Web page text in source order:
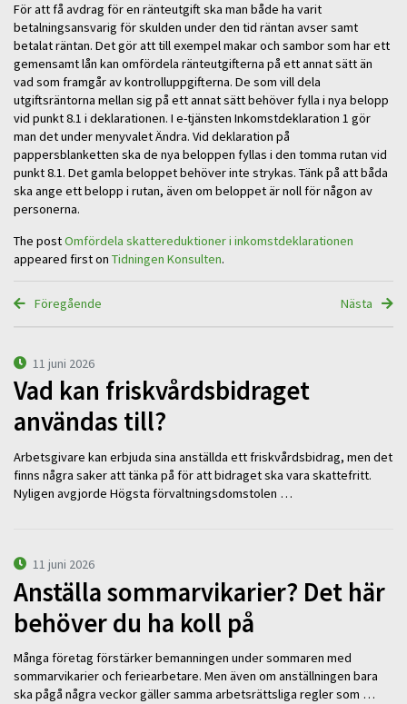
För att få avdrag för en ränteutgift ska man både ha varit
betalningsansvarig för skulden under den tid räntan avser samt
betalat räntan. Det gör att till exempel makar och sambor som har ett
gemensamt lån kan omfördela ränteutgifterna på ett annat sätt än
vad som framgår av kontrolluppgifterna. De som vill dela
utgiftsräntorna mellan sig på ett annat sätt behöver fylla i nya belopp
vid punkt 8.1 i deklarationen. I e-tjänsten Inkomstdeklaration 1 gör
man det under menyvalet Ändra. Vid deklaration på
pappersblanketten ska de nya beloppen fyllas i den tomma rutan vid
punkt 8.1. Det gamla beloppet behöver inte strykas. Tänk på att båda
ska ange ett belopp i rutan, även om beloppet är noll för någon av
personerna.
The postOmfördela skattereduktioner i inkomstdeklarationen
appeared first on Tidningen Konsulten.
Föregående Nästa
11 juni 2026
Vad kan friskvårdsbidraget
användas till?
Arbetsgivare kan erbjuda sina anställda ett friskvårdsbidrag, men det
finns några saker att tänka på för att bidraget ska vara skattefritt.
Nyligen avgjorde Högsta förvaltningsdomstolen …
11 juni 2026
Anställa sommarvikarier? Det här
behöver du ha koll på
Många företag förstärker bemanningen under sommaren med
sommarvikarier och feriearbetare. Men även om anställningen bara
ska pågå några veckor gäller samma arbetsrättsliga regler som …